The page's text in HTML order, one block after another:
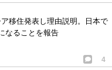
移住発表し理由説明。日本で
なることを報告
4